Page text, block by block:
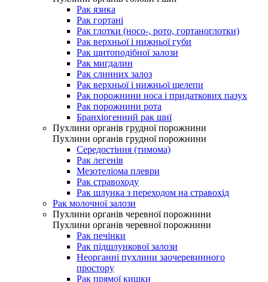
Рак язика
Рак гортані
Рак глотки (носо-, рото, гортаноглотки)
Рак верхньої і нижньої губи
Рак щитоподібної залози
Рак мигдалин
Рак слинних залоз
Рак верхньої і нижньої щелепи
Рак порожнини носа і придаткових пазух
Рак порожнини рота
Бранхіогенний рак шиї
Пухлини органів грудної порожнини
Пухлини органів грудної порожнини
Середостіння (тимома)
Рак легенів
Мезотеліома плеври
Рак стравоходу
Рак шлунка з переходом на стравохід
Рак молочної залози
Пухлини органів черевної порожнини
Пухлини органів черевної порожнини
Рак печінки
Рак підшлункової залози
Неорганні пухлини заочеревинного
простору
Рак прямої кишки